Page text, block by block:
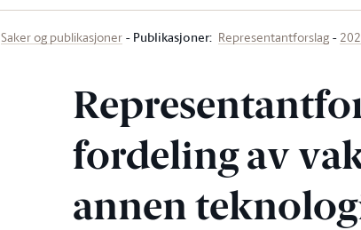
Saker og publikasjoner Publikasjoner: Representantforslag
fordeling av
annen